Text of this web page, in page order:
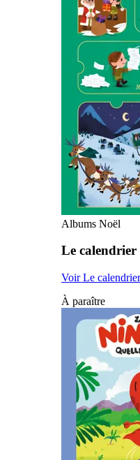
Albums Noël
Le calendrier
Voir Le
À paraître